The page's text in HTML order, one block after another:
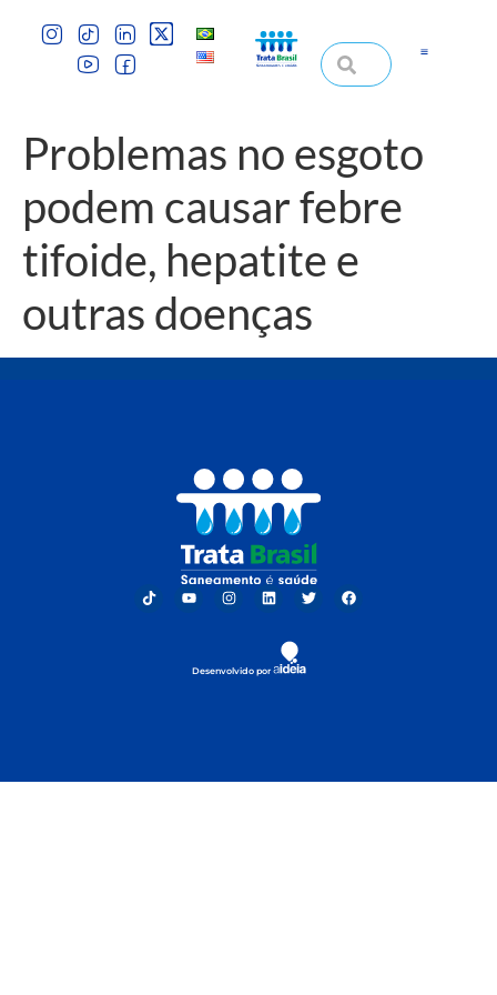
Problemas no esgoto
podem causar febre
tifoide, hepatite e
outras doenças
Desenvolvido por